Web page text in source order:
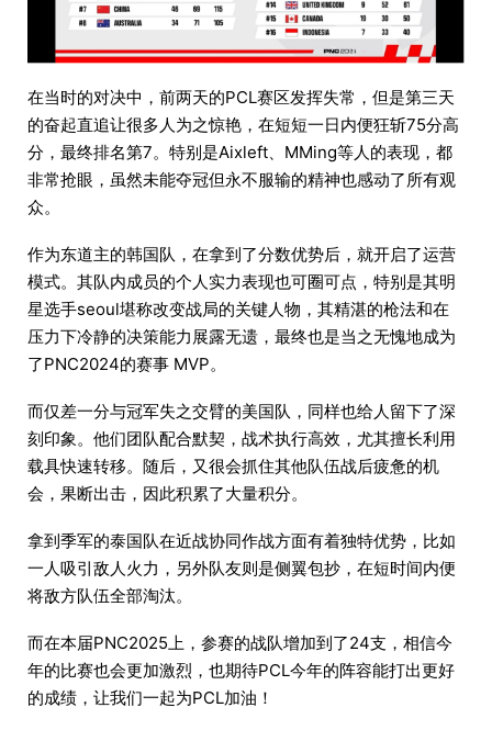
在当时的对决中，前两天的PCL赛区发挥失常，但是第三天
的奋起直追让很多人为之惊艳，在短短一日内便狂斩75分高
分，最终排名第7。特别是Aixleft、MMing等人的表现，都
非常抢眼，虽然未能夺冠但永不服输的精神也感动了所有观
众。
作为东道主的韩国队，在拿到了分数优势后，就开启了运营
模式。其队内成员的个人实力表现也可圈可点，特别是其明
星选手seoul堪称改变战局的关键人物，其精湛的枪法和在
压力下冷静的决策能力展露无遗，最终也是当之无愧地成为
了PNC2024的赛事 MVP。
而仅差一分与冠军失之交臂的美国队，同样也给人留下了深
刻印象。他们团队配合默契，战术执行高效，尤其擅长利用
载具快速转移。随后，又很会抓住其他队伍战后疲惫的机
会，果断出击，因此积累了大量积分。
拿到季军的泰国队在近战协同作战方面有着独特优势，比如
一人吸引敌人火力，另外队友则是侧翼包抄，在短时间内便
将敌方队伍全部淘汰。
而在本届PNC2025上，参赛的战队增加到了24支，相信今
年的比赛也会更加激烈，也期待PCL今年的阵容能打出更好
的成绩，让我们一起为PCL加油！